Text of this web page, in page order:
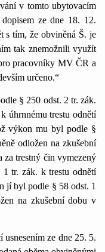
v tomto ubytovacím
ze dne 18. 12.
s tím, že obviněná Š. je
tak znemožnili využít
pracovníky MV ČR a
určeno.“
§ 250 odst. 2 tr. zák.
úhrnnému trestu odnětí
výkon mu byl podle §
odložen na zkušební
trestný čin vymezený
tr. zák. k trestu odnětí
jí byl podle § 58 odst. 1
na zkušební dobu v
ze dne 25. 5.